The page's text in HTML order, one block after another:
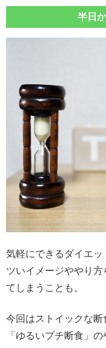
半日
気軽にできるダイエ
ツいイメージややり
てしまうことも。
今回はストイックな
「ゆるいプチ断食」